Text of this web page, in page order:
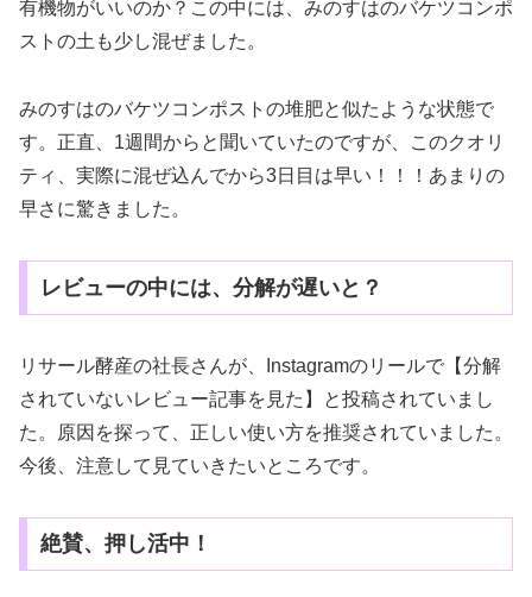
有機物がいいのか？この中には、みのすはのバケツコンポ
ストの土も少し混ぜました。
みのすはのバケツコンポストの堆肥と似たような状態で
す。正直、1週間からと聞いていたのですが、このクオリ
ティ、実際に混ぜ込んでから3日目は早い！！！あまりの
早さに驚きました。
レビューの中には、分解が遅いと？
リサール酵産の社長さんが、Instagramのリールで【分解
されていないレビュー記事を見た】と投稿されていまし
た。原因を探って、正しい使い方を推奨されていました。
今後、注意して見ていきたいところです。
絶賛、押し活中！